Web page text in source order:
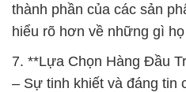
thành phần của các sản
hiểu rõ hơn về những gì
7. **Lựa Chọn Hàng Đầu
– Sự tinh khiết và đáng tin